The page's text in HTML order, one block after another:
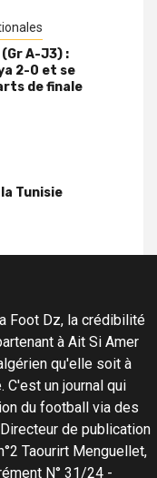
A-J3) :
2-0 et se
de finale
Tunisie
Foot Dz, la crédibilité
à Ait Si Amer
qu'elle soit à
C'est un journal qui
du football via des
de publication
Taourirt Menguellet,
N° 31/24 -